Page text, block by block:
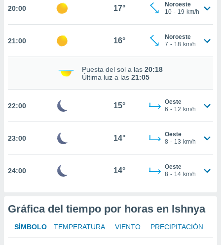
sitio
que
sean
para
ni para
no
web a
abono
20:00 17°
Noroeste
10 - 19 km/h
21:00 16°
Noroeste
7 - 18 km/h
Puesta del sol a las 20:18
Última luz a las 21:05
22:00 15°
Oeste
6 - 12 km/h
23:00 14°
Oeste
8 - 13 km/h
24:00 14°
Oeste
8 - 14 km/h
Gráfica del tiempo por horas en Ishnya
SÍMBOLO TEMPERATURA VIENTO PRECIPITACIÓN